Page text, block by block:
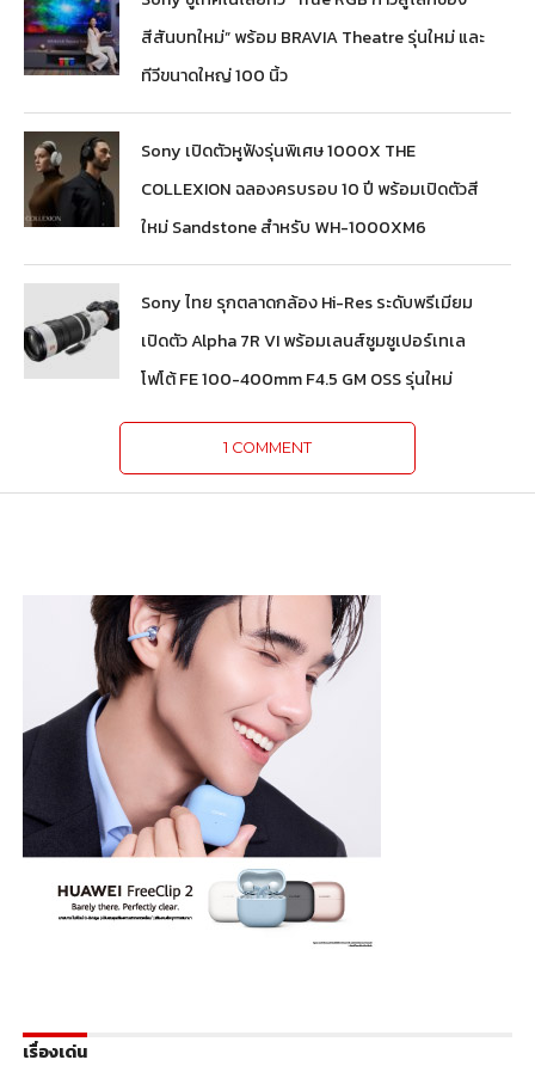
สีสันบทใหม่” พร้อม BRAVIA Theatre รุ่นใหม่ และ
ทีวีขนาดใหญ่ 100 นิ้ว
Sony เปิดตัวหูฟังรุ่นพิเศษ 1000X THE
COLLEXION ฉลองครบรอบ 10 ปี พร้อมเปิดตัวสี
ใหม่ Sandstone สำหรับ WH-1000XM6
Sony ไทย รุกตลาดกล้อง Hi-Res ระดับพรีเมียม
เปิดตัว Alpha 7R VI พร้อมเลนส์ซูมซูเปอร์เทเล
โฟโต้ FE 100-400mm F4.5 GM OSS รุ่นใหม่
1 COMMENT
เรื่องเด่น